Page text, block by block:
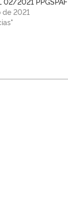
de 2021